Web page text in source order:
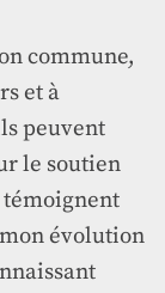
commune,
et à
peuvent
le soutien
témoignent
évolution